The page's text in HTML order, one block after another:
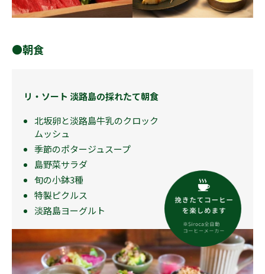
●朝食
リ・ソート 淡路島の採れたて朝食
北坂卵と淡路島牛乳のクロック
ムッシュ
季節のポタージュスープ
島野菜サラダ
旬の小鉢3種
特製ピクルス
淡路島ヨーグルト